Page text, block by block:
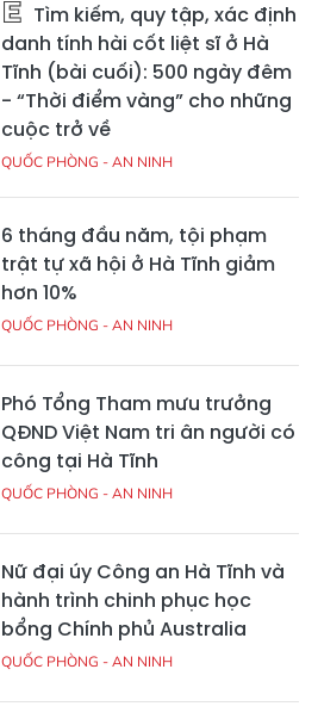
Tìm kiếm, quy tập, xác định
danh tính hài cốt liệt sĩ ở Hà
Tĩnh (bài cuối): 500 ngày đêm
- “Thời điểm vàng” cho những
cuộc trở về
QUỐC PHÒNG - AN NINH
6 tháng đầu năm, tội phạm
trật tự xã hội ở Hà Tĩnh giảm
hơn 10%
QUỐC PHÒNG - AN NINH
Phó Tổng Tham mưu trưởng
QĐND Việt Nam tri ân người có
công tại Hà Tĩnh
QUỐC PHÒNG - AN NINH
Nữ đại úy Công an Hà Tĩnh và
hành trình chinh phục học
bổng Chính phủ Australia
QUỐC PHÒNG - AN NINH